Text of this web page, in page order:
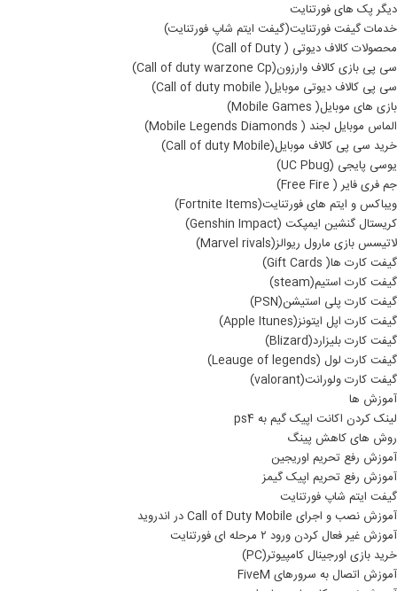
دیگر پک های فورتنایت
خدمات گیفت فورتنایت(گیفت ایتم شاپ فورتنایت)
محصولات کالاف دیوتی ( Call of Duty)
سی پی بازی کالاف وارزون(Call of duty warzone Cp)
سی پی کالاف دیوتی موبایل( Call of duty mobile)
بازی های موبایل( Mobile Games)
الماس موبایل لجند ( Mobile Legends Diamonds)
خرید سی پی کالاف موبایل(Call of duty Mobile)
یوسی پایجی (UC Pbug)
جم فری فایر ( Free Fire)
ویباکس و ایتم های فورتنایت(Fortnite Items)
کریستال گنشین ایمپکت (Genshin Impact)
لاتیسس بازی مارول ریوالز(Marvel rivals)
گیفت کارت ها( Gift Cards)
گیفت کارت استیم(steam)
گیفت کارت پلی استیشن(PSN)
گیفت کارت اپل ایتونز(Apple Itunes)
گیفت کارت بلیزارد(Blizard)
گیفت کارت لول (Leauge of legends)
گیفت کارت ولورانت(valorant)
آموزش ها
لینک کردن اکانت اپیک گیم به ps4
روش های کاهش پینگ
آموزش رفع تحریم اوریجین
آموزش رفع تحریم اپیک گیمز
گیفت ایتم شاپ فورتنایت
آموزش نصب و اجرای Call of Duty Mobile در اندروید
آموزش غیر فعال کردن ورود ۲ مرحله ای فورتنایت
خرید بازی اورجینال کامپیوتر(PC)
آموزش اتصال به سرورهای FiveM